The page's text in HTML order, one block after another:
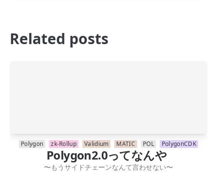
Related posts
Polygon zk-Rollup Validium MATIC POL PolygonCDK
Polygon2.0ってなんや
〜もうサイドチェーンなんて言わせない〜